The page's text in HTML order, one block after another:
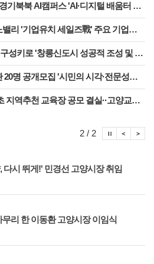
AI캠퍼스 'AI·디지털 배움터 체험존' 12월까지 운영
유치 세일즈戰' 주요 기업에 고양시장 명의 투자 제안
'창릉신도시 성공적 조성 및 자족기능 강화 협력'
개모집 '시민의 시각·전문성으로 감사행정 제고'
교육장 공모 결실··고양교육청 강현주 교육장 선발
다시 뛰게!' 민경선 고양시장 취임
무리 한 이동환 고양시장 이임식
2 / 2 포
포토이